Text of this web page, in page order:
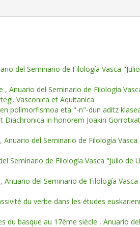
del Seminario de Filología Vasca
, Anuario del Seminario de Filología
Vasconica et Aquitanica
polimorfismoa eta "-n"-dun aditz
Diachronica in honorem Joakin
, Anuario del Seminario de Filología
Seminario de Filología Vasca "Julio de
, Anuario del Seminario de Filología
du verbe dans les études
du basque au 17ème siècle , Anuario